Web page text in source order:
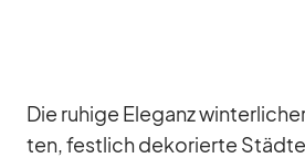
Die ru­hige Ele­ganz
ten, fest­lich de­ko­rierte